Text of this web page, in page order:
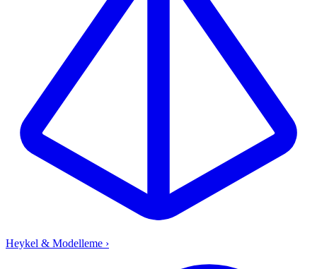
Heykel & Modelleme ›